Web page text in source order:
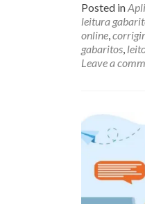
Posted in
leitura
online,
gabaritos,
Leave a